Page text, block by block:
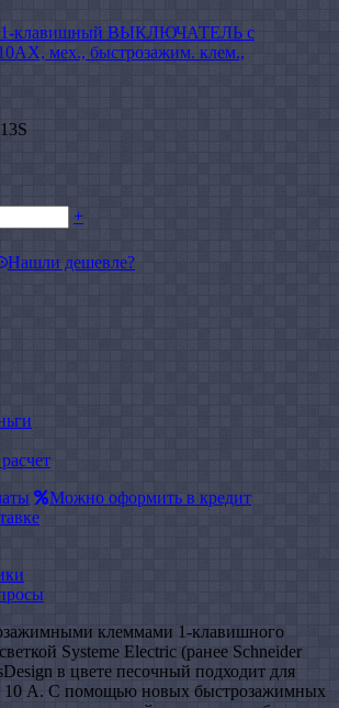
+
Нашли дешевле?
Можно оформить в кредит
клеммами 1-клавишного
Systeme Electric (ранее Schneider
в цвете песочный подходит для
10 А. С помощью новых быстрозажимных